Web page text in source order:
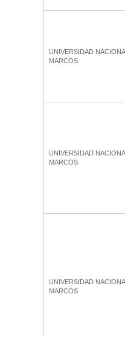
UNIVERSIDAD
MARCOS
UNIVERSIDAD
MARCOS
UNIVERSIDAD
MARCOS